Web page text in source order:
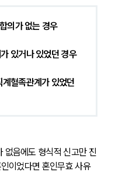
의가 없는 경우
있거나 있었던 경우
없음에도 형식적 신고만 진
이었다면 혼인무효 사유